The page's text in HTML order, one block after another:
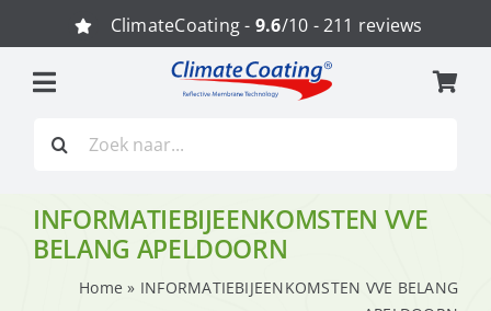
naar
inhoud
ClimateCoating - 9.6/10 - 211 reviews
naar:
INFORMATIEBIJEENKOMSTEN VVE
BELANG APELDOORN
Home » INFORMATIEBIJEENKOMSTEN VVE BELANG